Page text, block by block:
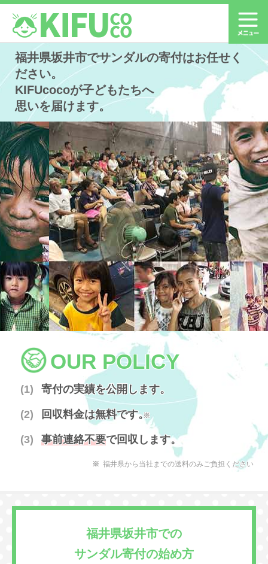
福井県坂井市でサンダルの寄付はお任せく
ださい。
KIFUcocoが子どもたちへ
思いを届けます。
OUR POLICY
寄付の実績を公開します。
回収料金は無料です。
※
事前連絡不要で回収します。
福井県から当社までの送料のみご負担ください
福井県坂井市での
サンダル寄付の始め方